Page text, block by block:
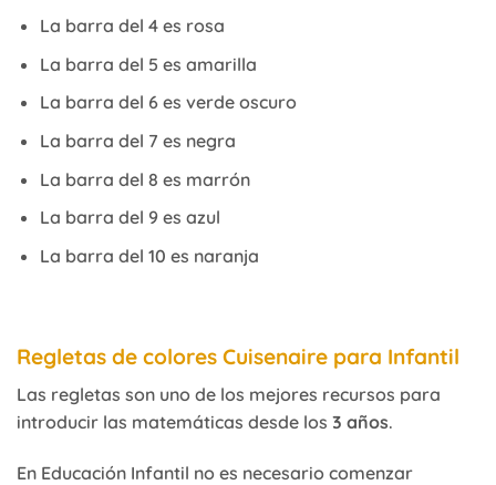
La barra del 4 es rosa
La barra del 5 es amarilla
La barra del 6 es verde oscuro
La barra del 7 es negra
La barra del 8 es marrón
La barra del 9 es azul
La barra del 10 es naranja
Regletas de colores Cuisenaire para Infantil
Las regletas son uno de los mejores recursos para
introducir las matemáticas desde los 3 años.
En Educación Infantil no es necesario comenzar